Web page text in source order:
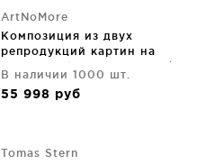
ArtNoMore
Композиция из двух
репродукций картин на
холсте Pink Birds 75X105 /
75X105 CM
В наличии 1000 шт.
55 998 руб
Tomas Stern